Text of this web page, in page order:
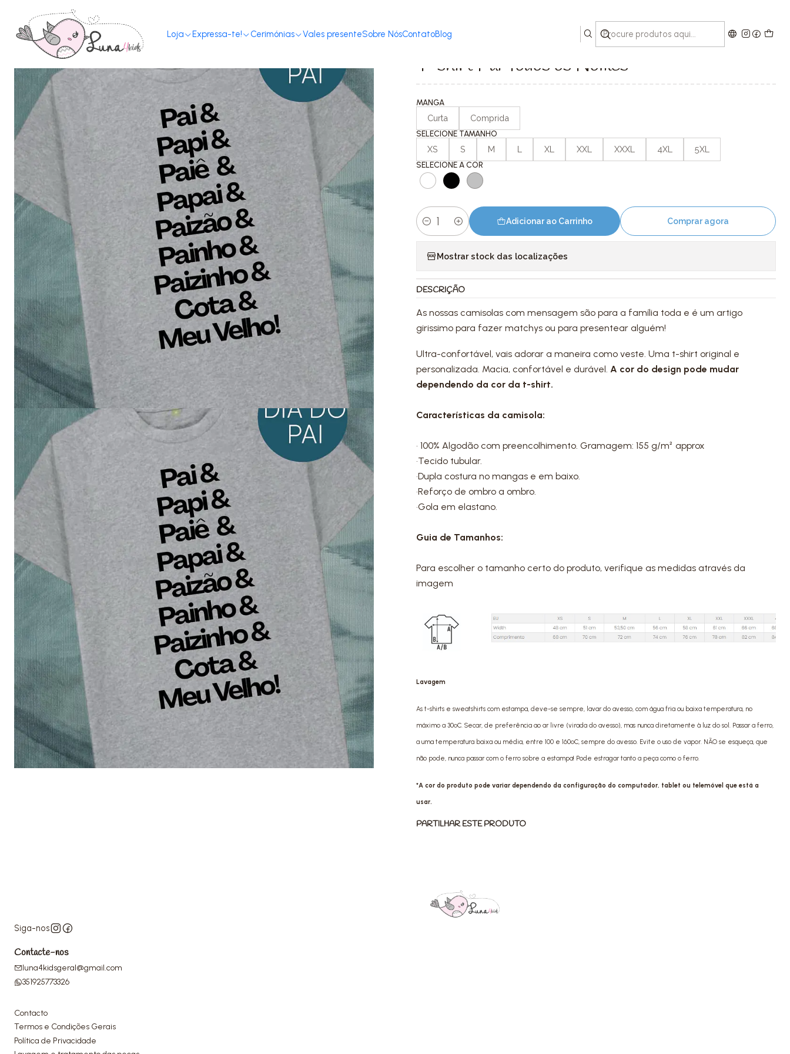
Loja Expressa-te! Cerimónias Vales presenteSobre NósContatoBlog
T-shirt Pai Todos os Nomes
MANGA
Curta Comprida
SELECIONE TAMANHO
XS S M L XL XXL XXXL 4XL 5XL
SELECIONE A COR
Quantidade
Adicionar ao Carrinho Comprar agora
Mostrar stock das localizações
DESCRIÇÃO
As nossas camisolas com mensagem são para a família toda e é um artigo
girissimo para fazer matchys ou para presentear alguém!
Ultra-confortável, vais adorar a maneira como veste. Uma t-shirt original e
personalizada. Macia, confortável e durável. A cor do design pode mudar
dependendo da cor da t-shirt.
Características da camisola:
• 100% Algodão com preencolhimento. Gramagem: 155 g/m² approx
•Tecido tubular.
•Dupla costura no mangas e em baixo.
•Reforço de ombro a ombro.
•Gola em elastano.
Guia de Tamanhos:
Para escolher o tamanho certo do produto, verifique as medidas através da
imagem
Lavagem
As t-shirts e sweatshirts com estampa, deve-se sempre, lavar do avesso, com água fria ou baixa temperatura, no
máximo a 30ºC. Secar, de preferência ao ar livre (virada do avesso), mas nunca diretamente à luz do sol. Passar a ferro,
a uma temperatura baixa ou média, entre 100 e 160ºC, sempre do avesso. Evite o uso de vapor. NÃO se esqueça, que
não pode, nunca passar com o ferro sobre a estampa! Pode estragar tanto a peça como o ferro.
*A cor do produto pode variar dependendo da configuração do computador, tablet ou telemóvel que está a
usar.
PARTILHAR ESTE PRODUTO
Siga-nos
Contacte-nos
luna4kidsgeral@gmail.com
351925773326
Contacto
Termos e Condições Gerais
Política de Privacidade